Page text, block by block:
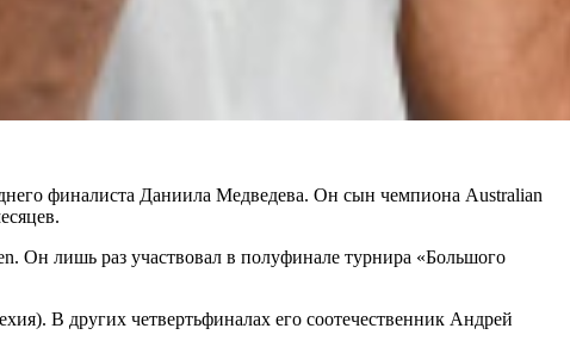
финалиста Даниила Медведева. Он сын чемпиона Australian
Он лишь раз участвовал в полуфинале турнира «Большого
В других четвертьфиналах его соотечественник Андрей